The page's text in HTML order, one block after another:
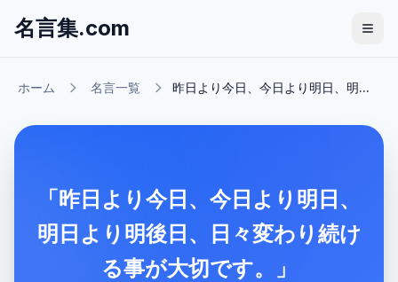
名言集.com
ホーム 名言一覧 昨日より今日、今日より明日、明...
「昨日より今日、今日より明日、
明日より明後日、日々変わり続け
る事が大切です。」